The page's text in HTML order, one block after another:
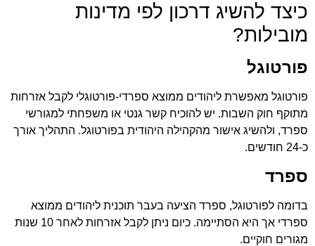
כיצד להשיג דרכון לפי מדינות
מובילות?
פורטוגל
פורטוגל מאפשרת ליהודים ממוצא ספרדי-פורטוגלי לקבל אזרחות
מתוקף חוק השבות. יש להוכיח קשר גנטי או משפחתי למגורשי
ספרד, ולהשיג אישור מהקהילה היהודית בפורטוגל. התהליך אורך
כ-24 חודשים.
ספרד
בדומה לפורטוגל, ספרד הציעה בעבר תוכנית ליהודים ממוצא
ספרדי אך היא הסתיימה. כיום ניתן לקבל אזרחות לאחר 10 שנות
מגורים חוקיים.